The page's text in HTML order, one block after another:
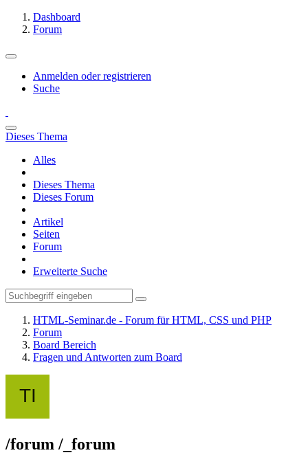
Dashboard
Forum
Anmelden oder registrieren
Suche
Dieses Thema
Alles
Dieses Thema
Dieses Forum
Artikel
Seiten
Forum
Erweiterte Suche
HTML-Seminar.de - Forum für HTML, CSS und PHP
Forum
Board Bereich
Fragen und Antworten zum Board
/forum /_forum